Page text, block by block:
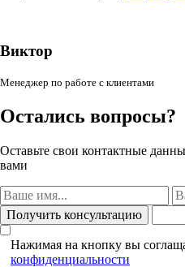
Виктор
Менеджер по работе с клиентами
Остались вопросы?
Оставьте свои контактные
вами
Нажимая на кнопку вы
конфиденциальности